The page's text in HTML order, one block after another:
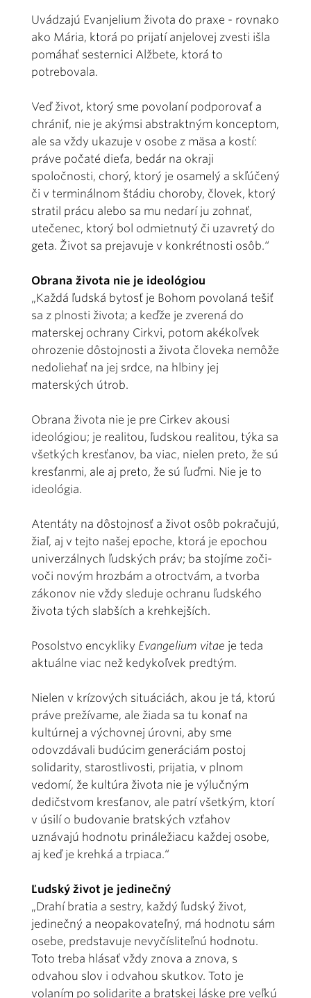
Uvádzajú Evanjelium života do praxe - rovnako
ako Mária, ktorá po prijatí anjelovej zvesti išla
pomáhať sesternici Alžbete, ktorá to
potrebovala.
Veď život, ktorý sme povolaní podporovať a
chrániť, nie je akýmsi abstraktným konceptom,
ale sa vždy ukazuje v osobe z mäsa a kostí:
práve počaté dieťa, bedár na okraji
spoločnosti, chorý, ktorý je osamelý a skľúčený
či v terminálnom štádiu choroby, človek, ktorý
stratil prácu alebo sa mu nedarí ju zohnať,
utečenec, ktorý bol odmietnutý či uzavretý do
geta. Život sa prejavuje v konkrétnosti osôb.“
Obrana života nie je ideológiou
„Každá ľudská bytosť je Bohom povolaná tešiť
sa z plnosti života; a keďže je zverená do
materskej ochrany Cirkvi, potom akékoľvek
ohrozenie dôstojnosti a života človeka nemôže
nedoliehať na jej srdce, na hlbiny jej
materských útrob.
Obrana života nie je pre Cirkev akousi
ideológiou; je realitou, ľudskou realitou, týka sa
všetkých kresťanov, ba viac, nielen preto, že sú
kresťanmi, ale aj preto, že sú ľuďmi. Nie je to
ideológia.
Atentáty na dôstojnosť a život osôb pokračujú,
žiaľ, aj v tejto našej epoche, ktorá je epochou
univerzálnych ľudských práv; ba stojíme zoči-
voči novým hrozbám a otroctvám, a tvorba
zákonov nie vždy sleduje ochranu ľudského
života tých slabších a krehkejších.
Posolstvo encykliky Evangelium vitae je teda
aktuálne viac než kedykoľvek predtým.
Nielen v krízových situáciách, akou je tá, ktorú
práve prežívame, ale žiada sa tu konať na
kultúrnej a výchovnej úrovni, aby sme
odovzdávali budúcim generáciám postoj
solidarity, starostlivosti, prijatia, v plnom
vedomí, že kultúra života nie je výlučným
dedičstvom kresťanov, ale patrí všetkým, ktorí
v úsilí o budovanie bratských vzťahov
uznávajú hodnotu prináležiacu každej osobe,
aj keď je krehká a trpiaca.“
Ľudský život je jedinečný
„Drahí bratia a sestry, každý ľudský život,
jedinečný a neopakovateľný, má hodnotu sám
osebe, predstavuje nevyčísliteľnú hodnotu.
Toto treba hlásať vždy znova a znova, s
odvahou slov i odvahou skutkov. Toto je
volaním po solidarite a bratskej láske pre veľkú